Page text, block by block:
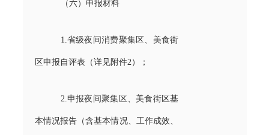
（六）申报材料
1.省级夜间消费聚集区、美食街
区申报自评表（详见附件2）；
2.申报夜间聚集区、美食街区基
本情况报告（含基本情况、工作成效、